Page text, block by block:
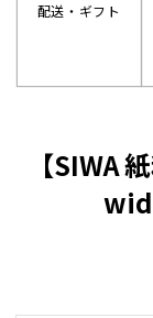
配送・ギフト
【SIWA